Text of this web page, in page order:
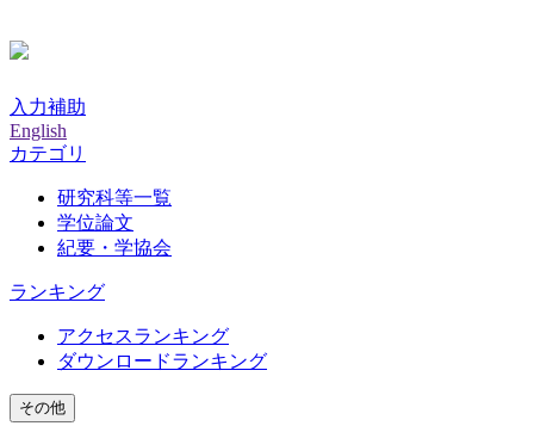
入力補助
English
カテゴリ
研究科等一覧
学位論文
紀要・学協会
ランキング
アクセスランキング
ダウンロードランキング
その他